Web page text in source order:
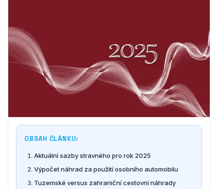
OBSAH ČLÁNKU:
Aktuální sazby stravného pro rok 2025
Výpočet náhrad za použití osobního automobilu
Tuzemské versus zahraniční cestovní náhrady